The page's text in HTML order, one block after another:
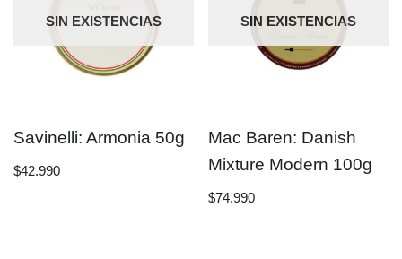
SIN EXISTENCIAS
Savinelli: Armonia 50g
$42.990
SIN EXISTENCIAS
Mac Baren: Danish
Mixture Modern 100g
$74.990